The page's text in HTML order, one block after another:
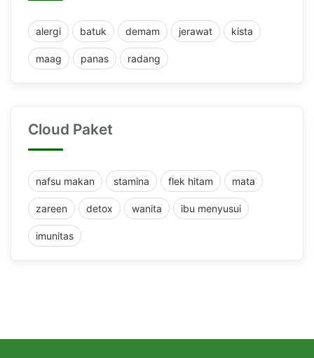
alergi batuk demam jerawat kista
maag panas radang
Cloud Paket
nafsu makan stamina flek hitam mata
zareen detox wanita ibu menyusui
imunitas